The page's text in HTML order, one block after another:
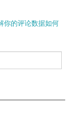
你的评论数据如何